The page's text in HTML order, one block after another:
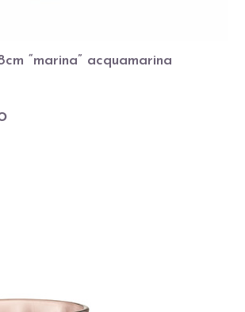
“marina” acquamarina